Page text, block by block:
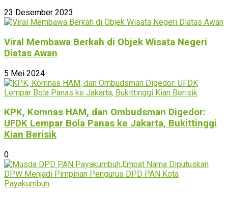
23 Desember 2023
Viral Membawa Berkah di Objek Wisata Negeri
Diatas Awan
5 Mei 2024
KPK, Komnas HAM, dan Ombudsman Digedor:
UFDK Lempar Bola Panas ke Jakarta, Bukittinggi
Kian Berisik
0